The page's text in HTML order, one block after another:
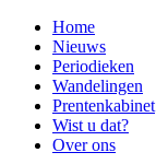
Home
Nieuws
Periodieken
Wandelingen
Prentenkabinet
Wist u dat?
Over ons